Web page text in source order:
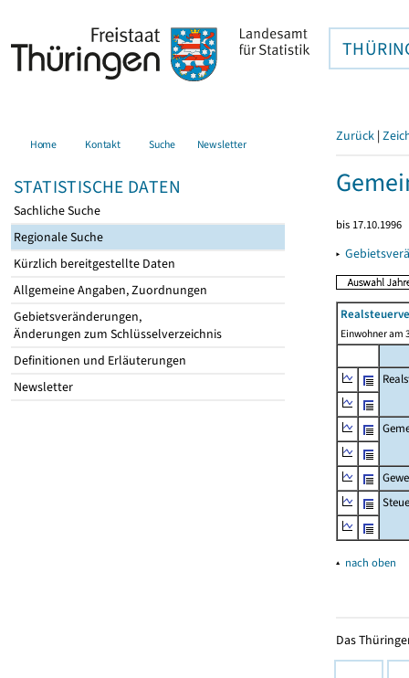
Home Kontakt Suche Newsletter
STATISTISCHE DATEN
Sachliche Suche
Regionale Suche
Kürzlich bereitgestellte Daten
Allgemeine Angaben, Zuordnungen
Gebietsveränderungen,
Änderungen zum Schlüsselverzeichnis
Definitionen und Erläuterungen
Newsletter
Zurück |
bis 17.10.1996
▸
Einwohner am
▴ nach oben
Das